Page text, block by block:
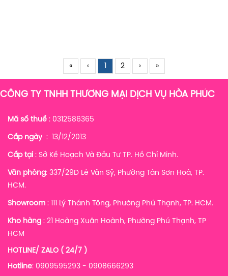
« ‹ 2 › »
CÔNG TY TNHH THƯƠNG MẠI DỊCH VỤ HÒA PHÚC
Mã số thuế : 0312586365
Cấp ngày: 13/12/2013
Cấp tại : Sở Kế Hoạch Và Đầu Tư TP. Hồ Chí Minh.
Văn phòng: 337/29D Lê Văn Sỹ, Phường Tân Sơn Hoà, TP.
HCM.
Showroom : 111 Lý Thánh Tông, Phường Phú Thạnh, TP. HCM.
Kho hàng : 21 Hoàng Xuân Hoành, Phường Phú Thạnh, TP
HCM
HOTLINE/ ZALO ( 24/7 )
Hotline: 0909595293 - 0908666293